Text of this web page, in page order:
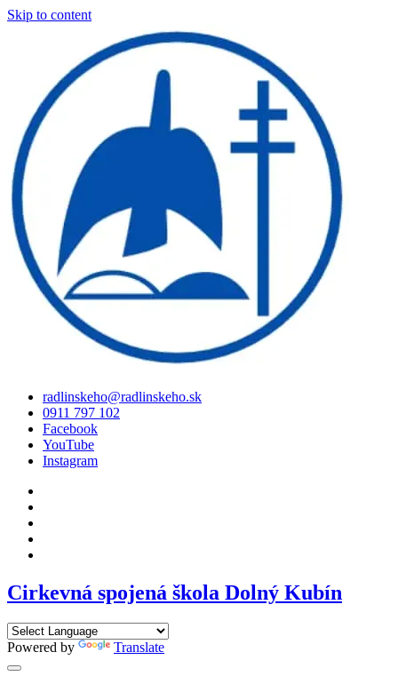
Skip to content
radlinskeho@radlinskeho.sk
0911 797 102
Facebook
YouTube
Instagram
Cirkevná spojená škola Dolný Kubín
Powered by Translate